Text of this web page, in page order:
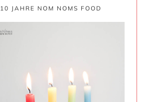
10 JAHRE NOM NOMS FOOD